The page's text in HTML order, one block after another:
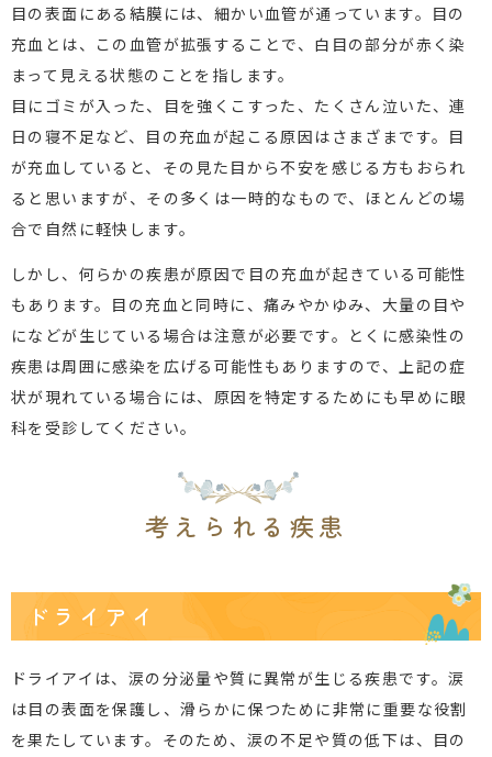
目の表面にある結膜には、細かい血管が通っています。目の
充血とは、この血管が拡張することで、白目の部分が赤く染
まって見える状態のことを指します。
目にゴミが入った、目を強くこすった、たくさん泣いた、連
日の寝不足など、目の充血が起こる原因はさまざまです。目
が充血していると、その見た目から不安を感じる方もおられ
ると思いますが、その多くは一時的なもので、ほとんどの場
合で自然に軽快します。
しかし、何らかの疾患が原因で目の充血が起きている可能性
もあります。目の充血と同時に、痛みやかゆみ、大量の目や
になどが生じている場合は注意が必要です。とくに感染性の
疾患は周囲に感染を広げる可能性もありますので、上記の症
状が現れている場合には、原因を特定するためにも早めに眼
科を受診してください。
考えられる疾患
ドライアイ
ドライアイは、涙の分泌量や質に異常が生じる疾患です。涙
は目の表面を保護し、滑らかに保つために非常に重要な役割
を果たしています。そのため、涙の不足や質の低下は、目の